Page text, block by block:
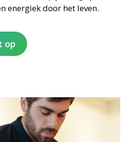
energiek door het leven.
op